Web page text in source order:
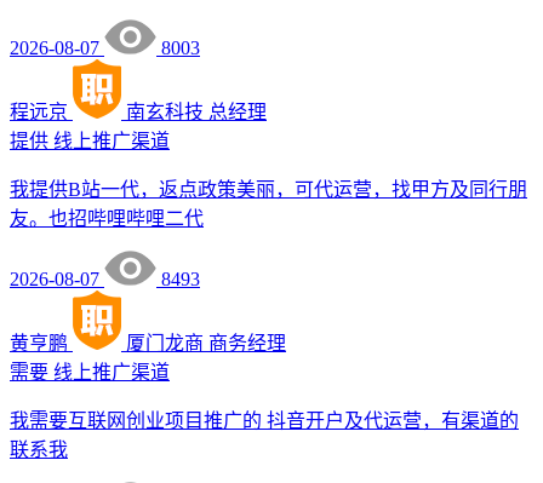
2026-08-07 8003
程远京 南玄科技 总经理
提供 线上推广渠道
我提供B站一代，返点政策美丽，可代运营，找甲方及同行朋
友。也招哔哩哔哩二代
2026-08-07 8493
黄亨鹏 厦门龙商 商务经理
需要 线上推广渠道
我需要互联网创业项目推广的 抖音开户及代运营，有渠道的
联系我